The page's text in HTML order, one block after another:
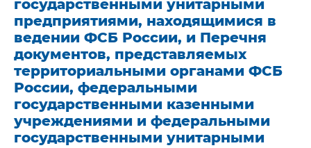
государственными унитарными
предприятиями, находящимися в
ведении ФСБ России, и Перечня
документов, представляемых
территориальными органами ФСБ
России, федеральными
государственными казенными
учреждениями и федеральными
государственными унитарными